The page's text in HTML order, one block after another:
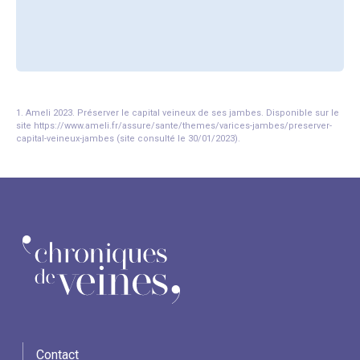
1. Ameli 2023. Préserver le capital veineux de ses jambes. Disponible sur le
site https://www.ameli.fr/assure/sante/themes/varices-jambes/preserver-
capital-veineux-jambes (site consulté le 30/01/2023).
Contact